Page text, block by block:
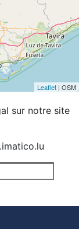
Leaflet | OSM
sur notre site